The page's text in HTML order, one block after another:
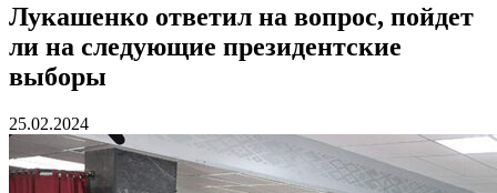
Лукашенко ответил на вопрос, пойдет
ли на следующие президентские
выборы
25.02.2024